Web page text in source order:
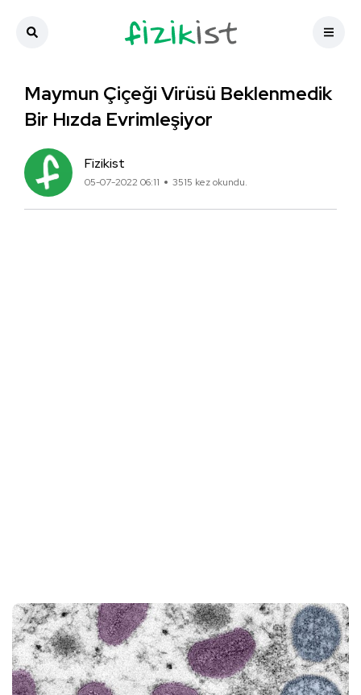
Maymun Çiçeği Virüsü Beklenmedik
Bir Hızda Evrimleşiyor
Fizikist
05-07-2022 06:11 3515 kez okundu.